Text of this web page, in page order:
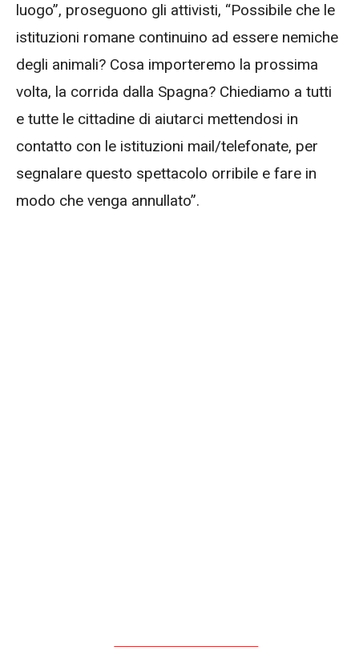
luogo”, proseguono gli attivisti, “Possibile che le
istituzioni romane continuino ad essere nemiche
degli animali? Cosa importeremo la prossima
volta, la corrida dalla Spagna? Chiediamo a tutti
e tutte le cittadine di aiutarci mettendosi in
contatto con le istituzioni mail/telefonate, per
segnalare questo spettacolo orribile e fare in
modo che venga annullato”.